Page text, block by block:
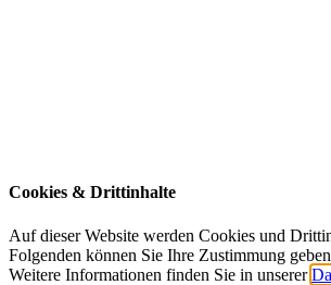
Cookies & Drittinhalte
Auf dieser Website werden Cookies und
Folgenden können Sie Ihre Zustimmung
Weitere Informationen finden Sie in unserer